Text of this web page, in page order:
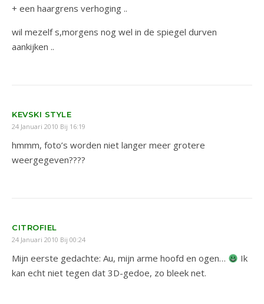
+ een haargrens verhoging ..
wil mezelf s,morgens nog wel in de spiegel durven
aankijken ..
KEVSKI STYLE
24 Januari 2010 Bij 16:19
hmmm, foto’s worden niet langer meer grotere
weergegeven????
CITROFIEL
24 Januari 2010 Bij 00:24
Mijn eerste gedachte: Au, mijn arme hoofd en ogen…
Ik
kan echt niet tegen dat 3D-gedoe, zo bleek net.